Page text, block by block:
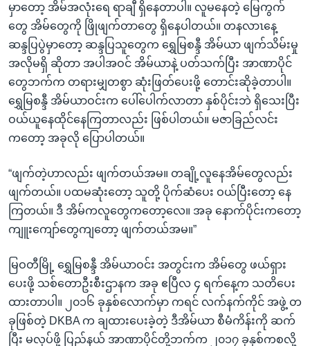
မှာတော့ အိမ်အလုံးရေ ရာချီ ရှိနေတာပါ။ လူမနေတဲ့ မြေကွက်
တွေ အိမ်တွေကို ဖြိုဖျက်တာတွေ ရှိနေပါတယ်။ တနလာၤနေ့
ဆန္ဒပြပွဲမှာတော့ ဆန္ဒပြသူတွေက ရွှေမြစန္ဒီ အိမ်ယာ ဖျက်သိမ်းမှု
အလိုမရှိ ဆိုတာ အပါအဝင် အိမ်ယာနဲ့ ပတ်သက်ပြီး အာဏာပိုင်
တွေဘက်က တရားမျှတစွာ ဆုံးဖြတ်ပေးဖို့ တောင်းဆိုခဲ့တာပါ။
ရွှေမြစန္ဒီ အိမ်ယာဝင်းက ပေါ်ပေါက်လာတာ နှစ်ပိုင်းဘဲ ရှိသေးပြီး
ဝယ်ယူနေထိုင်နေကြတာလည်း ဖြစ်ပါတယ်။ မဇာခြည်လင်း
ကတော့ အခုလို ပြောပါတယ်။
“ဖျက်တဲ့ဟာလည်း ဖျက်တယ်အမ။ တချို့လူနေအိမ်တွေလည်း
ဖျက်တယ်။ ပထမဆုံးတော့ သူတို့ ပိုက်ဆံပေး ဝယ်ပြီးတော့ နေ
ကြတယ်။ ဒီ အိမ်ကလူတွေကတော့လေ။ အခု နောက်ပိုင်းကတော့
ကျူးကျော်တွေကျတော့ ဖျက်တယ်အမ။”
မြဝတီမြို့ ရွှေမြစန္ဒီ အိမ်ယာဝင်း အတွင်းက အိမ်တွေ ဖယ်ရှား
ပေးဖို့ သစ်တောဦးစီးဌာနက အခု ဧပြီလ ၄ ရက်နေ့က သတိပေး
ထားတာပါ။ ၂၀၁၆ ခုနှစ်လောက်မှာ ကရင် လက်နက်ကိုင် အဖွဲ့ တ
ခုဖြစ်တဲ့ DKBA က ချထားပေးခဲ့တဲ့ ဒီအိမ်ယာ စီမံကိန်းကို ဆက်
ပြီး မလုပ်ဖို့ ပြည်နယ် အာဏာပိုင်တို့ဘက်က ၂၀၁၇ ခုနှစ်ကစလို့